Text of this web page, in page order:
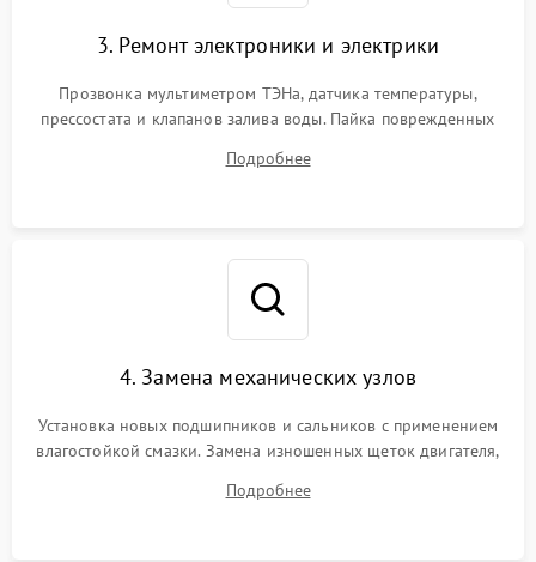
3. Ремонт электроники и электрики
Прозвонка мультиметром ТЭНа, датчика температуры,
прессостата и клапанов залива воды. Пайка поврежденных
Восстановление целостности проводки и контактов.
Подробнее
4. Замена механических узлов
Установка новых подшипников и сальников с применением
влагостойкой смазки. Замена изношенных щеток двигателя,
или поврежденной резиновой манжеты.
Подробнее